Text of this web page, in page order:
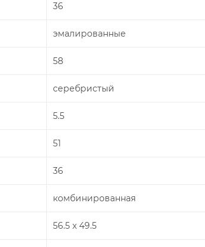
36
эмалированные
58
серебристый
5.5
51
36
комбинированная
56.5 х 49.5